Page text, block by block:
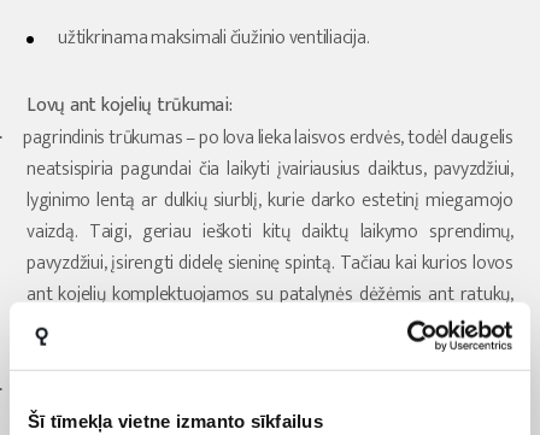
Šī tīmekļa vietne izmanto sīkfailus
užtikrinama maksimali čiužinio ventiliacija.
Lovų ant kojelių trūkumai:
pagrindinis trūkumas – po lova lieka laisvos erdvės, todėl daugelis
neatsispiria pagundai čia laikyti įvairiausius daiktus, pavyzdžiui,
lyginimo lentą ar dulkių siurblį, kurie darko estetinį miegamojo
vaizdą. Taigi, geriau ieškoti kitų daiktų laikymo sprendimų,
pavyzdžiui, įsirengti didelę sieninę spintą. Tačiau kai kurios lovos
ant kojelių komplektuojamos su patalynės dėžėmis ant ratukų,
taip pat galima atskirai įsigyti daiktadėžes, todėl daiktai nedarko
estetinio miegamojo vaizdo ir nesukuria netvarkos įspūdžio;
tačiau vėlgi –lova su čiužiniuyra ilgalaikė investicija, todėl taupyti